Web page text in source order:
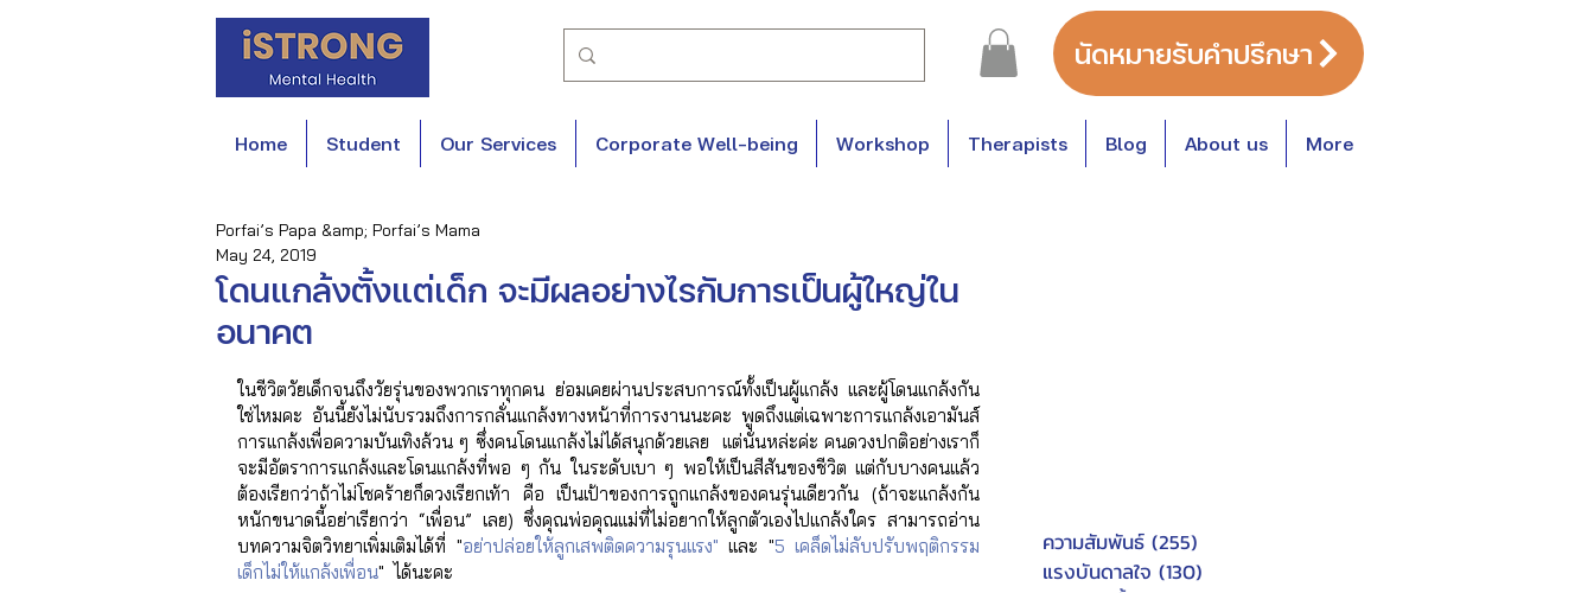
นัดหมายรับคำปรึกษา
Home Student Our Services Corporate Well-being Workshop Therapists Blog About us More
โดนแกล้งตั้งแต่เด็ก จะมีผลอย่างไรกับการเป็นผู้ใหญ่ใน
อนาคต
Porfai’s Papa &amp; Porfai’s Mama
May 24, 2019
ในชีวิตวัยเด็กจนถึงวัยรุ่นของพวกเราทุกคน ย่อมเคยผ่านประสบการณ์ทั้งเป็นผู้แกล้ง และผู้โดนแกล้งกัน
ใช่ไหมคะ อันนี้ยังไม่นับรวมถึงการกลั่นแกล้งทางหน้าที่การงานนะคะ พูดถึงแต่เฉพาะการแกล้งเอามันส์
การแกล้งเพื่อความบันเทิงล้วน ๆ ซึ่งคนโดนแกล้งไม่ได้สนุกด้วยเลย  แต่นั่นหล่ะค่ะ คนดวงปกติอย่างเราก็
จะมีอัตราการแกล้งและโดนแกล้งที่พอ ๆ กัน ในระดับเบา ๆ พอให้เป็นสีสันของชีวิต แต่กับบางคนแล้ว
ต้องเรียกว่าถ้าไม่โชคร้ายก็ดวงเรียกเท้า คือ เป็นเป้าของการถูกแกล้งของคนรุ่นเดียวกัน (ถ้าจะแกล้งกัน
หนักขนาดนี้อย่าเรียกว่า “เพื่อน” เลย) ซึ่งคุณพ่อคุณแม่ที่ไม่อยากให้ลูกตัวเองไปแกล้งใคร สามารถอ่าน
บทความจิตวิทยาเพิ่มเติมได้ที่ "อย่าปล่อยให้ลูกเสพติดความรุนแรง" และ "5 เคล็ดไม่ลับปรับพฤติกรรม
เด็กไม่ให้แกล้งเพื่อน"  ได้นะคะ
ความสัมพันธ์ (255)
แรงบันดาลใจ (130)